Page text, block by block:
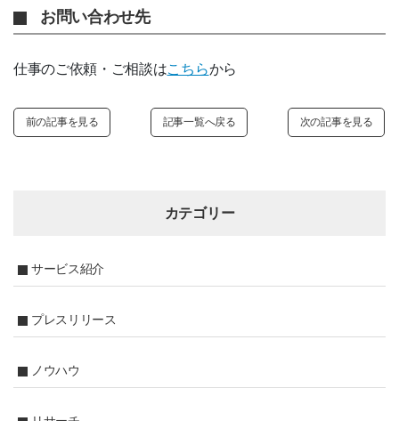
お問い合わせ先
仕事のご依頼・ご相談はこちらから
前の記事を見る 記事一覧へ戻る 次の記事を見る
カテゴリー
サービス紹介
プレスリリース
ノウハウ